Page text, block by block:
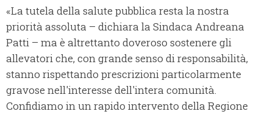
«La tutela della salute pubblica resta la nostra
priorità assoluta – dichiara la Sindaca Andreana
Patti – ma è altrettanto doveroso sostenere gli
allevatori che, con grande senso di responsabilità,
stanno rispettando prescrizioni particolarmente
gravose nell'interesse dell'intera comunità.
Confidiamo in un rapido intervento della Regione